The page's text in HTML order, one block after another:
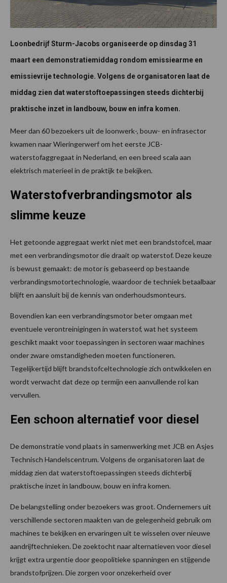
Loonbedrijf Sturm-Jacobs organiseerde op dinsdag 31
maart een demonstratiemiddag rondom emissiearme en
emissievrije technologie. Volgens de organisatoren laat de
middag zien dat waterstoftoepassingen steeds dichterbij
praktische inzet in landbouw, bouw en infra komen.
Meer dan 60 bezoekers uit de loonwerk-, bouw- en infrasector
kwamen naar Wieringerwerf om het eerste JCB-
waterstofaggregaat in Nederland, en een breed scala aan
elektrisch materieel in de praktijk te bekijken.
Waterstofverbrandingsmotor als
slimme keuze
Het getoonde aggregaat werkt niet met een brandstofcel, maar
met een verbrandingsmotor die draait op waterstof. Deze keuze
is bewust gemaakt: de motor is gebaseerd op bestaande
verbrandingsmotortechnologie, waardoor de techniek betaalbaar
blijft en aansluit bij de kennis van onderhoudsmonteurs.
Bovendien kan een verbrandingsmotor beter omgaan met
eventuele verontreinigingen in waterstof, wat het systeem
geschikt maakt voor toepassingen in sectoren waar machines
onder zware omstandigheden moeten functioneren.
Tegelijkertijd blijft brandstofceltechnologie zich ontwikkelen en
wordt verwacht dat deze op termijn een aanvullende rol kan
vervullen.
Een schoon alternatief voor diesel
De demonstratie vond plaats in samenwerking met JCB en Asjes
Technisch Handelscentrum. Volgens de organisatoren laat de
middag zien dat waterstoftoepassingen steeds dichterbij
praktische inzet in landbouw, bouw en infra komen.
De belangstelling onder bezoekers was groot. Ondernemers uit
verschillende sectoren maakten van de gelegenheid gebruik om
machines te bekijken en ervaringen uit te wisselen over nieuwe
aandrijftechnieken. De zoektocht naar alternatieven voor diesel
krijgt extra urgentie door geopolitieke spanningen en stijgende
brandstofprijzen. Die zorgen voor onzekerheid over